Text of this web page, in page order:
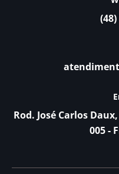
Rod. José Carlos Daux,
005 -